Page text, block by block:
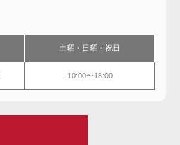
土曜・ 日曜・祝日
10:00〜18:00